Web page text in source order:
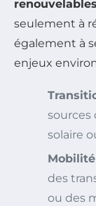
renouvelables
seulement à
également à
enjeux
sources
solaire
des
ou des